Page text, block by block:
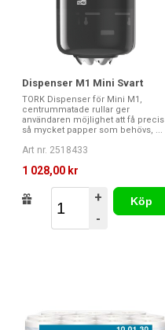
Dispenser M1 Mini Svart
TORK Dispenser för Mini M1,
centrummatade rullar ger
användaren möjlighet att få precis
så mycket papper som behövs, ...
Art nr. 2518433
1 028,00 kr
+
-
Köp